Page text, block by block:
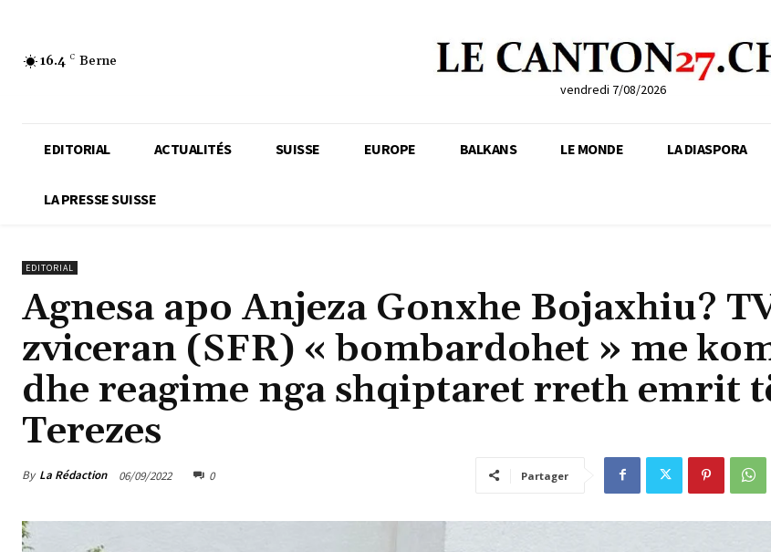
16.4 C Berne
vendredi 7/08/2026
EDITORIAL ACTUALITÉS SUISSE EUROPE BALKANS LE MONDE LA DIASPORA
LA PRESSE SUISSE
EDITORIAL
Agnesa apo Anjeza Gonxhe Bojaxhiu?
zviceran (SFR) « bombardohet » me
dhe reagime nga shqiptaret rreth emrit
Terezes
By La Rédaction 06/09/2022 0 Partager